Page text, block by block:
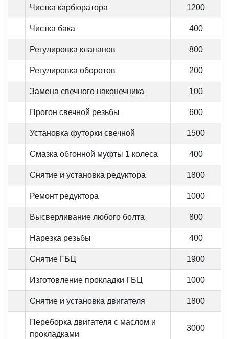
Чистка карбюратора 1200
Чистка бака 400
Регулировка клапанов 800
Регулировка оборотов 200
Замена свечного наконечника 100
Прогон свечной резьбы 600
Установка футорки свечной 1500
Смазка обгонной муфты 1 колеса 400
Снятие и установка редуктора 1800
Ремонт редуктора 1000
Высверливание любого болта 800
Нарезка резьбы 400
Снятие ГБЦ 1900
Изготовление прокладки ГБЦ 1000
Снятие и установка двигателя 1800
Переборка двигателя с маслом и
прокладками
3000